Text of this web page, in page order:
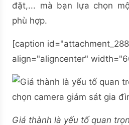
đặt,... mà bạn lựa chọn
phù hợp.
[caption
align="aligncenter"
Giá thành là yếu tố quan